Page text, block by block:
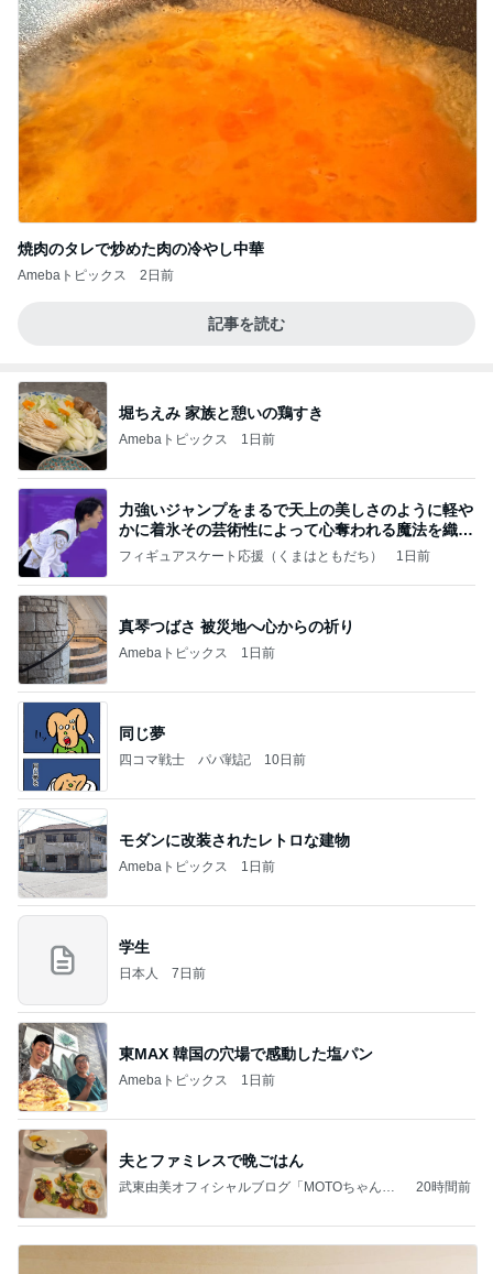
焼肉のタレで炒めた肉の冷やし中華
Amebaトピックス 2日前
記事を読む
堀ちえみ 家族と憩いの鶏すき
Amebaトピックス 1日前
力強いジャンプをまるで天上の美しさのように軽や
かに着氷その芸術性によって心奪われる魔法を織り
なす
フィギュアスケート応援（くまはともだち） 1日前
真琴つばさ 被災地へ心からの祈り
Amebaトピックス 1日前
同じ夢
四コマ戦士 パパ戦記 10日前
モダンに改装されたレトロな建物
Amebaトピックス 1日前
学生
日本人 7日前
東MAX 韓国の穴場で感動した塩パン
Amebaトピックス 1日前
夫とファミレスで晩ごはん
武東由美オフィシャルブログ「MOTOちゃんと
20時間前